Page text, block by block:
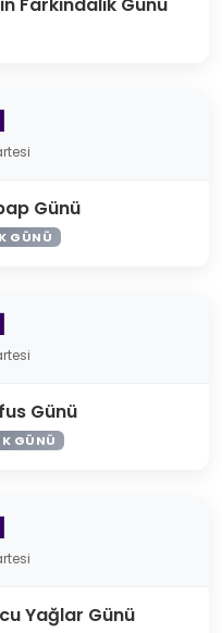
Günü
GÜNÜ
Günü
GÜNÜ
Yağlar Günü